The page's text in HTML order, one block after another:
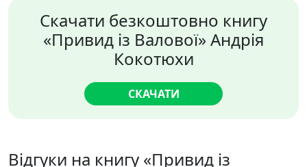
Скачати безкоштовно книгу
«Привид із Валової» Андрія
Кокотюхи
СКАЧАТИ
Відгуки на книгу «Привид із